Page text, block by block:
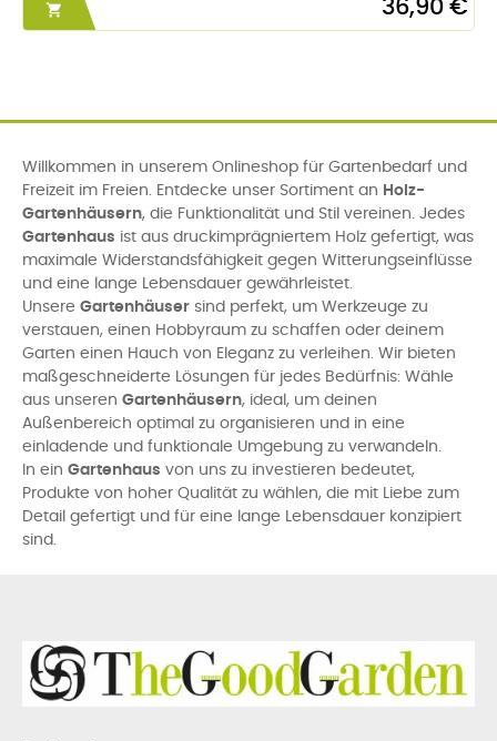
 36,90 €
Willkommen in unserem Onlineshop für Gartenbedarf und
Freizeit im Freien. Entdecke unser Sortiment an Holz-
Gartenhäusern, die Funktionalität und Stil vereinen. Jedes
Gartenhaus ist aus druckimprägniertem Holz gefertigt, was
maximale Widerstandsfähigkeit gegen Witterungseinflüsse
und eine lange Lebensdauer gewährleistet.
Unsere Gartenhäuser sind perfekt, um Werkzeuge zu
verstauen, einen Hobbyraum zu schaffen oder deinem
Garten einen Hauch von Eleganz zu verleihen. Wir bieten
maßgeschneiderte Lösungen für jedes Bedürfnis: Wähle
aus unseren Gartenhäusern, ideal, um deinen
Außenbereich optimal zu organisieren und in eine
einladende und funktionale Umgebung zu verwandeln.
In ein Gartenhaus von uns zu investieren bedeutet,
Produkte von hoher Qualität zu wählen, die mit Liebe zum
Detail gefertigt und für eine lange Lebensdauer konzipiert
sind.